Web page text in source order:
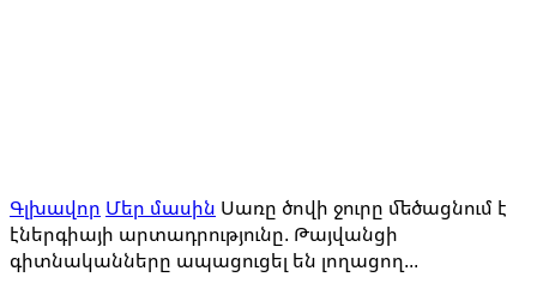
Գլխավոր Մեր մասին Սառը ծովի ջուրը մեծացնում է
էներգիայի արտադրությունը. Թայվանցի
գիտնականները ապացուցել են լողացող...